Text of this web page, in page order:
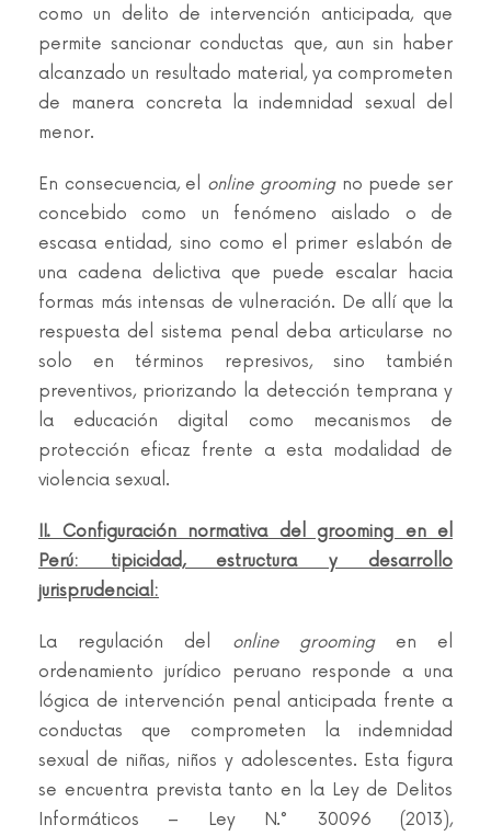
como un delito de intervención anticipada, que
permite sancionar conductas que, aun sin haber
alcanzado un resultado material, ya comprometen
de manera concreta la indemnidad sexual del
menor.
En consecuencia, el online groomingno puede ser
concebido como un fenómeno aislado o de
escasa entidad, sino como el primer eslabón de
una cadena delictiva que puede escalar hacia
formas más intensas de vulneración. De allí que la
respuesta del sistema penal deba articularse no
solo en términos represivos, sino también
preventivos, priorizando la detección temprana y
la educación digital como mecanismos de
protección eficaz frente a esta modalidad de
violencia sexual.
II. Configuración normativa del grooming en el
Perú: tipicidad, estructura y desarrollo
jurisprudencial:
La regulación del online groomingen el
ordenamiento jurídico peruano responde a una
lógica de intervención penal anticipada frente a
conductas que comprometen la indemnidad
sexual de niñas, niños y adolescentes. Esta figura
se encuentra prevista tanto en la Ley de Delitos
Informáticos – Ley N.° 30096 (2013),